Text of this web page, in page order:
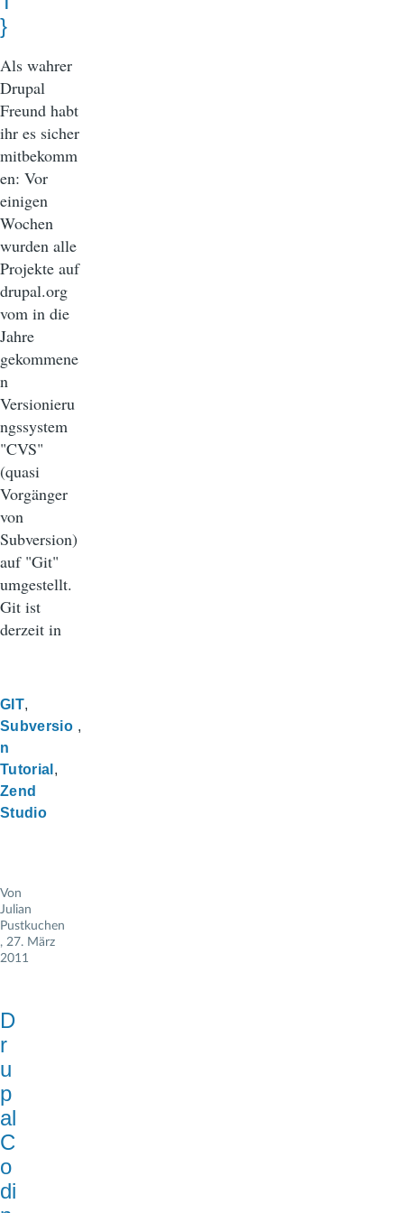
}
Als wahrer
Drupal
Freund habt
ihr es sicher
mitbekomm
en: Vor
einigen
Wochen
wurden alle
Projekte auf
drupal.org
vom in die
Jahre
gekommene
n
Versionieru
ngssystem
"CVS"
(quasi
Vorgänger
von
Subversion)
auf "Git"
umgestellt.
Git ist
derzeit in
GIT
Subversio
n
Tutorial
Zend
Studio
Von
Julian
Pustkuchen
, 27. März
2011
D
r
u
p
al
C
o
di